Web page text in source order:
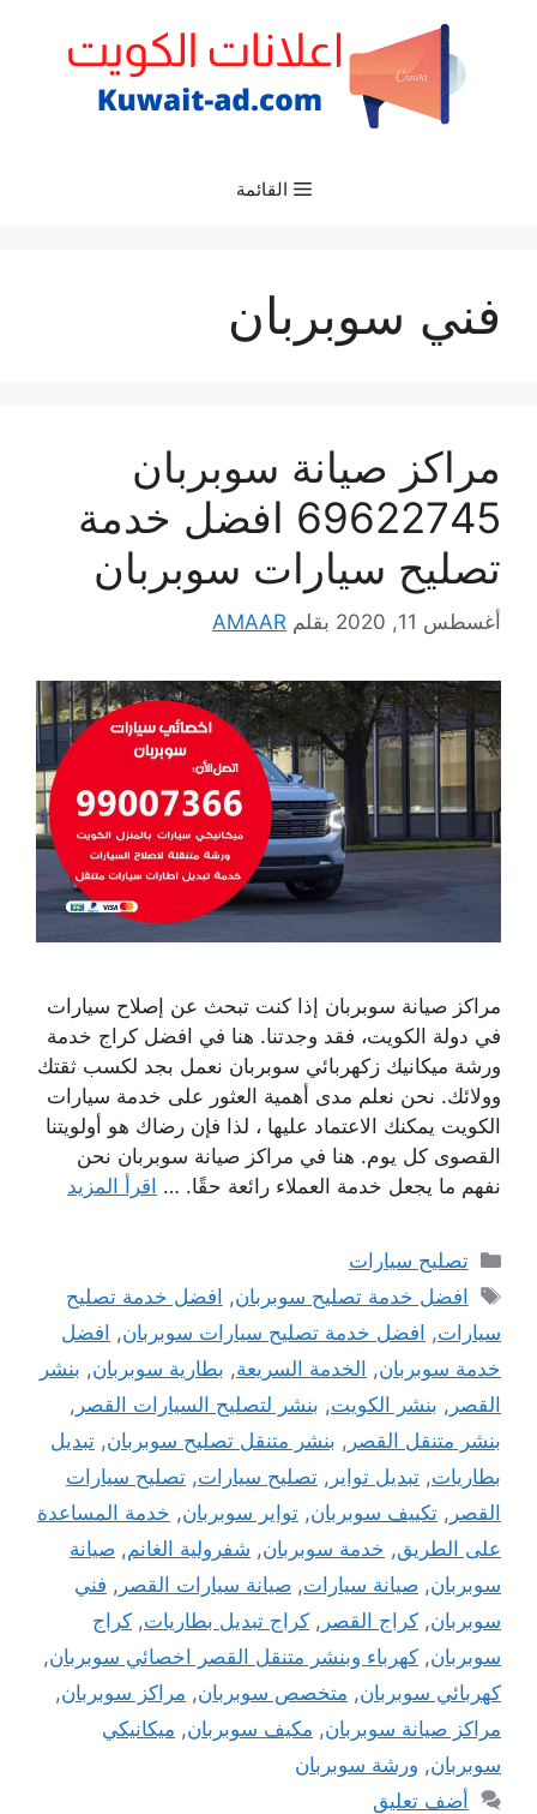
القائمة
فني سوبربان
مراكز صيانة سوبربان
69622745 افضل خدمة
تصليح سيارات سوبربان
أغسطس 11, 2020 بقلم AMAAR
مراكز صيانة سوبربان إذا كنت تبحث عن إصلاح سيارات
في دولة الكويت، فقد وجدتنا. هنا في افضل كراج خدمة
ورشة ميكانيك زكهربائي سوبربان نعمل بجد لكسب ثقتك
وولائك. نحن نعلم مدى أهمية العثور على خدمة سيارات
الكويت يمكنك الاعتماد عليها ، لذا فإن رضاك ​​هو أولويتنا
القصوى كل يوم. هنا في مراكز صيانة سوبربان نحن
نفهم ما يجعل خدمة العملاء رائعة حقًا. … اقرأ المزيد
التصنيفات
تصليح سيارات
الوسوم
افضل خدمة تصليح سوبربان, افضل خدمة تصليح
سيارات, افضل خدمة تصليح سيارات سوبربان, افضل
خدمة سوبربان, الخدمة السريعة, بطارية سوبربان, بنشر
القصر , بنشر الكويت, بنشر لتصليح السيارات القصر ,
بنشر متنقل القصر , بنشر متنقل تصليح سوبربان, تبديل
بطاريات, تبديل تواير , تصليح سيارات, تصليح سيارات
القصر , تكييف سوبربان, تواير سوبربان, خدمة المساعدة
على الطريق, خدمة سوبربان, شفرولية الغانم, صيانة
سوبربان, صيانة سيارات, صيانة سيارات القصر , فني
سوبربان, كراج القصر , كراج تبديل بطاريات, كراج
سوبربان, كهرباء وبنشر متنقل القصر اخصائي سوبربان,
كهربائي سوبربان, متخصص سوبربان, مراكز سوبربان,
مراكز صيانة سوبربان, مكيف سوبربان, ميكانيكي
سوبربان, ورشة سوبربان
أضف تعليق